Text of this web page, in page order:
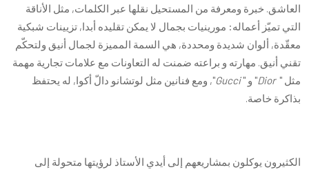
العاشق. خبرة ومعرفة من المستحيل نقلها عبر الكلمات, مثل الأناقة
التي تميّز أعماله: مورينيات بجمال لا يمكن تقليده أبدا, تزيينات شبكية
معقّدة, ألوان شديدة ومحددة, هي السمة المميزة لجمال أنيق ولتحكّم
تقني أنيق. مهارته و براعته ضمنت له التعاونات مع علامات تجارية مهمة
مثل " Dior" و "Gucci", ومع فنانين مثل لوتشانو دالّ أكوا, له يحتفظ
بذاكرة خاصة.
الكثيرون يوكلون بمشاريعهم إلى أيدي الأستاذ لرؤيتها متحولة إلى